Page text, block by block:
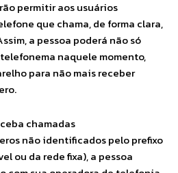
permitir aos usuários
que chama, de forma clara,
a pessoa poderá não só
naquele momento,
para não mais receber
chamadas
não identificados pelo prefixo
ou da rede fixa), a pessoa